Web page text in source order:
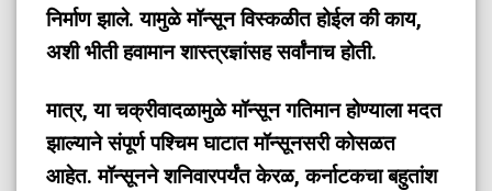
निर्माण झाले. यामुळे मॉन्सून विस्कळीत होईल की काय,
अशी भीती हवामान शास्त्रज्ञांसह सर्वांनाच होती.
मात्र, या चक्रीवादळामुळे मॉन्सून गतिमान होण्याला मदत
झाल्याने संपूर्ण पश्‍चिम घाटात मॉन्सूनसरी कोसळत
आहेत. मॉन्सूनने शनिवारपर्यंत केरळ, कर्नाटकचा बहुतांश